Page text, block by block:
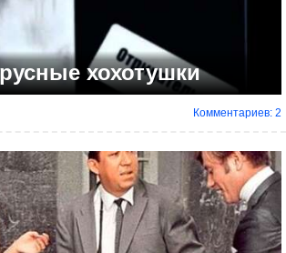
хохотушки
Комментариев: 2